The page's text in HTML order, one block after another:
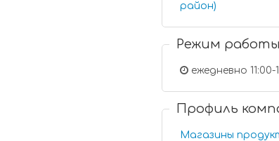
район)
Режим
ежедневно 11:00-
Профиль
Магазины